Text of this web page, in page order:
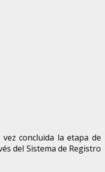
concluida la etapa de
del Sistema de Registro